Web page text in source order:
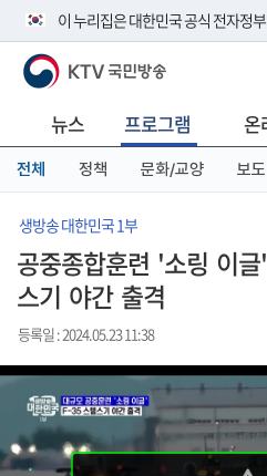
이 누리집은 대한민국 공식 전자정
공식 누리집 주소 확인하기
니다.
이밖에 or.kr 또는 .kr등 다른 도메인
서 도메인 주소를 확인해 보세요
KTV 국민방송
뉴스 프로그램 온
전체 정책 문화/교양 보도
생방송 대한민국 1부
공중종합훈련 '소링 이
스기 야간 출격
등록일 : 2024.05.23 11:38